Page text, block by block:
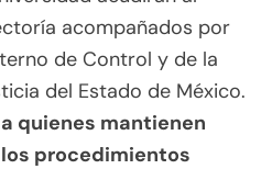
acompañados por
de Control y de la
del Estado de México.
quienes mantienen
procedimientos